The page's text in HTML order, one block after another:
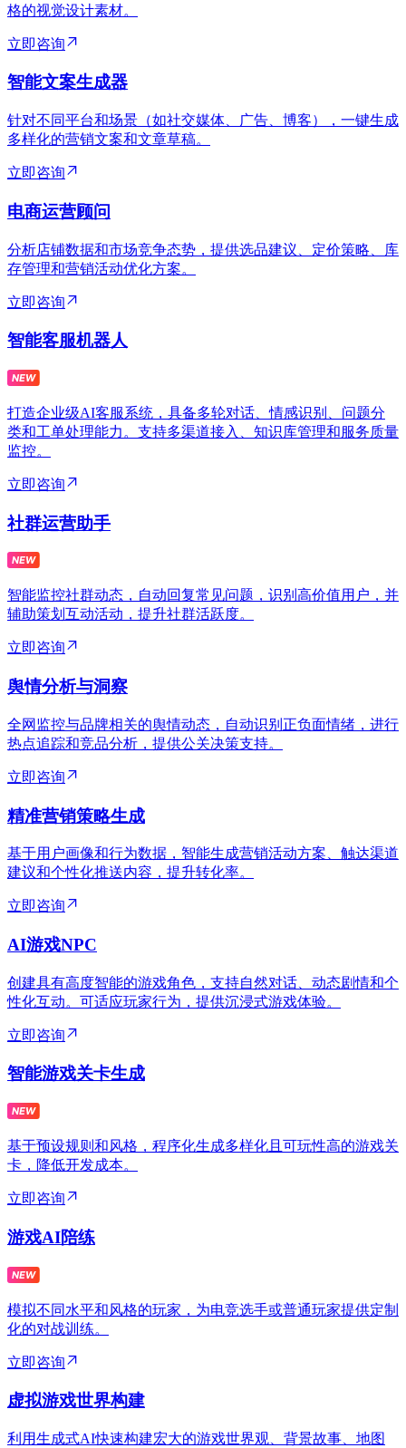
格的视觉设计素材。
立即咨询
智能文案生成器
针对不同平台和场景（如社交媒体、广告、博客），一键生成
多样化的营销文案和文章草稿。
立即咨询
电商运营顾问
分析店铺数据和市场竞争态势，提供选品建议、定价策略、库
存管理和营销活动优化方案。
立即咨询
智能客服机器人
打造企业级AI客服系统，具备多轮对话、情感识别、问题分
类和工单处理能力。支持多渠道接入、知识库管理和服务质量
监控。
立即咨询
社群运营助手
智能监控社群动态，自动回复常见问题，识别高价值用户，并
辅助策划互动活动，提升社群活跃度。
立即咨询
舆情分析与洞察
全网监控与品牌相关的舆情动态，自动识别正负面情绪，进行
热点追踪和竞品分析，提供公关决策支持。
立即咨询
精准营销策略生成
基于用户画像和行为数据，智能生成营销活动方案、触达渠道
建议和个性化推送内容，提升转化率。
立即咨询
AI游戏NPC
创建具有高度智能的游戏角色，支持自然对话、动态剧情和个
性化互动。可适应玩家行为，提供沉浸式游戏体验。
立即咨询
智能游戏关卡生成
基于预设规则和风格，程序化生成多样化且可玩性高的游戏关
卡，降低开发成本。
立即咨询
游戏AI陪练
模拟不同水平和风格的玩家，为电竞选手或普通玩家提供定制
化的对战训练。
立即咨询
虚拟游戏世界构建
利用生成式AI快速构建宏大的游戏世界观、背景故事、地图